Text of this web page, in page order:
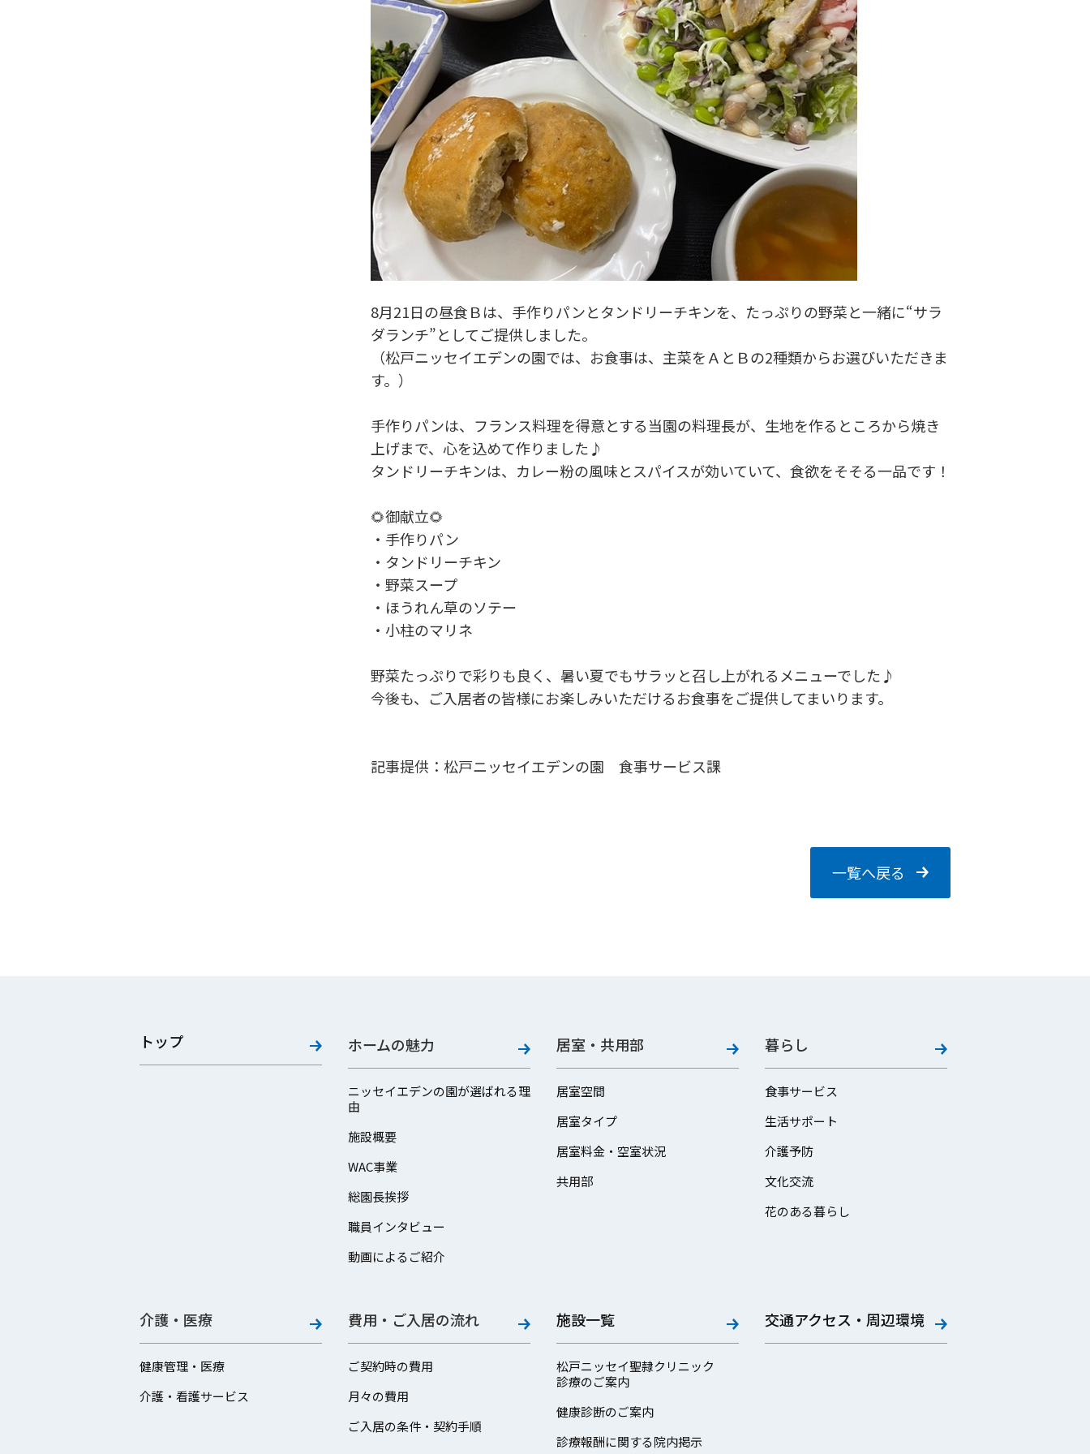
8月21日の昼食Ｂは、手作りパンとタンドリーチキンを、たっぷりの野菜と一緒に“サラ
ダランチ”としてご提供しました。
（松戸ニッセイエデンの園では、お食事は、主菜をＡとＢの2種類からお選びいただきま
す。）
手作りパンは、フランス料理を得意とする当園の料理長が、生地を作るところから焼き
上げまで、心を込めて作りました♪
タンドリーチキンは、カレー粉の風味とスパイスが効いていて、食欲をそそる一品です！
🌻御献立🌻
・手作りパン
・タンドリーチキン
・野菜スープ
・ほうれん草のソテー
・小柱のマリネ
野菜たっぷりで彩りも良く、暑い夏でもサラッと召し上がれるメニューでした♪
今後も、ご入居者の皆様にお楽しみいただけるお食事をご提供してまいります。
記事提供：松戸ニッセイエデンの園 食事サービス課
一覧へ戻る
トップ ホームの魅力
ニッセイエデンの園が選ばれる理
由
施設概要
WAC事業
総園長挨拶
職員インタビュー
動画によるご紹介
居室・共用部
居室空間
居室タイプ
居室料金・空室状況
共用部
暮らし
食事サービス
生活サポート
介護予防
文化交流
花のある暮らし
介護・医療
健康管理・医療
介護・看護サービス
費用・ご入居の流れ
ご契約時の費用
月々の費用
ご入居の条件・契約手順
施設一覧
松戸ニッセイ聖隷クリニック
診療のご案内
健康診断のご案内
診療報酬に関する院内掲示
交通アクセス・周辺環境